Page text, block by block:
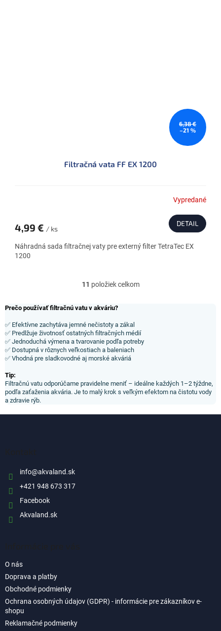
6,38 €
–21 %
Filtračná vata FF EX 1200
Vypredané
4,99 € / ks
DETAIL
Náhradná sada filtračnej vaty pre externý filter TetraTec EX
1200
O
l
d
a
c
i
e
r
v
11 položiek celkom
Prečo používať filtračnú vatu v akváriu?
✅ Efektívne zachytáva jemné nečistoty a zákal
✅ Predlžuje životnosť ostatných filtračných médií
✅ Jednoduchá výmena a tvarovanie podľa potreby
✅ Dostupná v rôznych veľkostiach a baleniach
✅ Vhodná pre sladkovodné aj morské akváriá
Tip:
Filtračnú vatu odporúčame pravidelne meniť – ideálne každých 1–2 týždne,
podľa zaťaženia akvária. Je to malý krok s veľkým efektom na čistotu vody
a zdravie rýb.
info@akvaland.sk
+421 948 673 317
Facebook
Akvaland.sk
O nás
Doprava a platby
Obchodné podmienky
Ochrana osobných údajov (GDPR) - informácie pre zákazníkov e-
shopu
Reklamačné podmienky